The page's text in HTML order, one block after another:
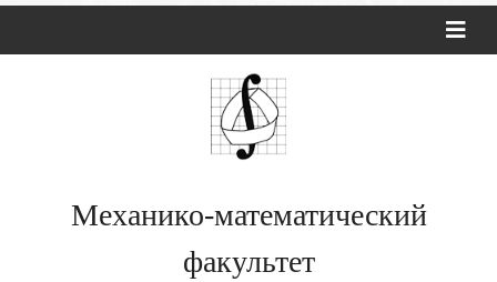
Механико-математический
факультет